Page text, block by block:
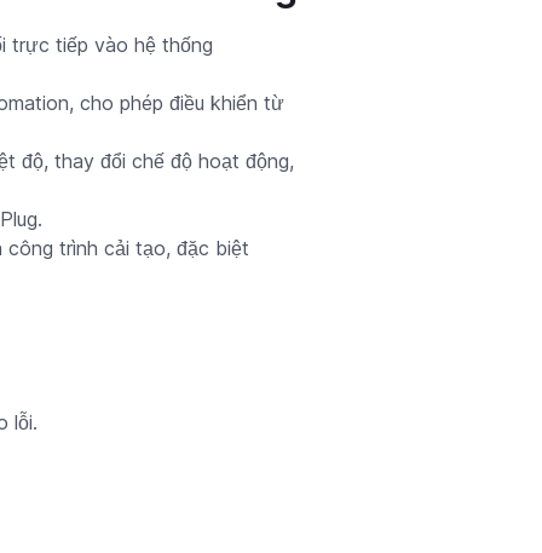
trực tiếp vào hệ thống
cho phép điều khiển từ
độ, thay đổi chế độ hoạt động,
trình cải tạo, đặc biệt
lỗi.